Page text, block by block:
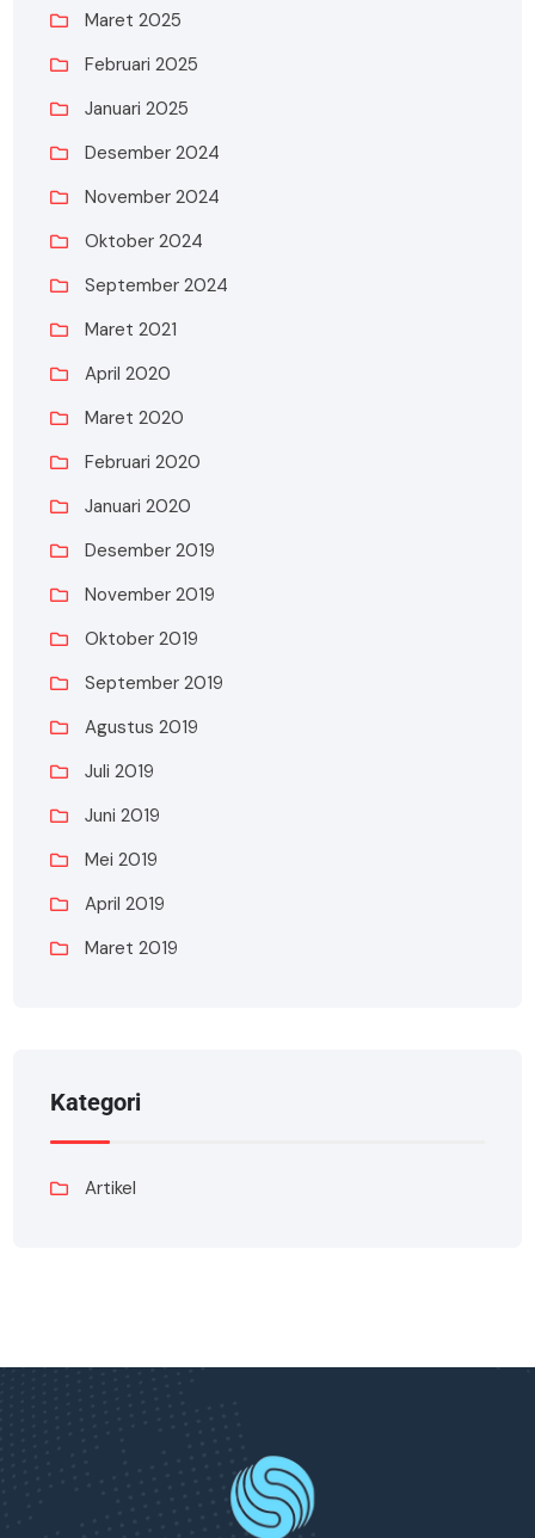
Maret 2025
Februari 2025
Januari 2025
Desember 2024
November 2024
Oktober 2024
September 2024
Maret 2021
April 2020
Maret 2020
Februari 2020
Januari 2020
Desember 2019
November 2019
Oktober 2019
September 2019
Agustus 2019
Juli 2019
Juni 2019
Mei 2019
April 2019
Maret 2019
Kategori
Artikel